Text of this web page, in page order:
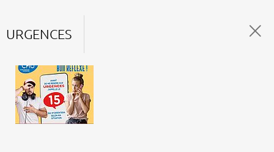
URGENCES